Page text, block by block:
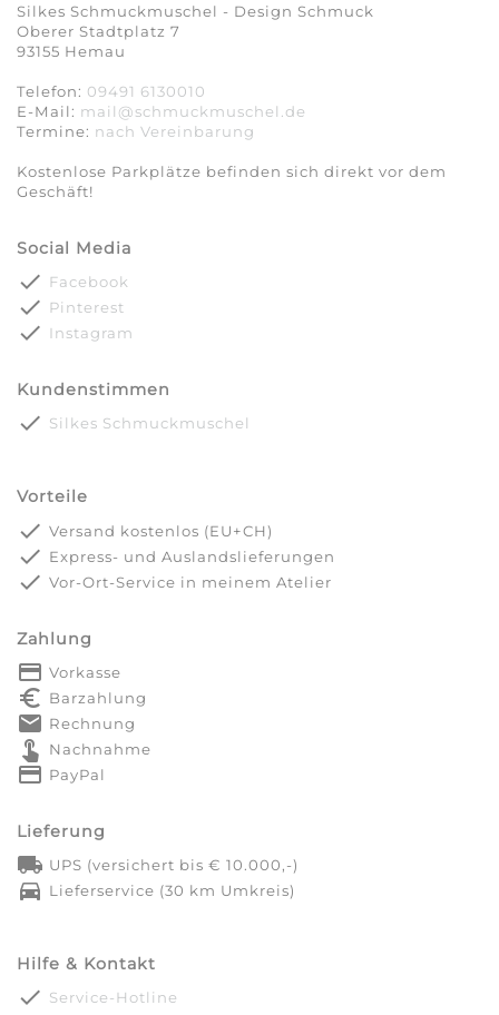
Silkes Schmuckmuschel - Design Schmuck
Oberer Stadtplatz 7
93155 Hemau
Telefon: 09491 6130010
E-Mail: mail@schmuckmuschel.de
Termine: nach Vereinbarung​​​​​​​
Kostenlose Parkplätze befinden sich direkt vor dem
Geschäft!
Social Media
done Facebook
done Pinterest
done Instagram
Kundenstimmen
done Silkes Schmuckmuschel
Vorteile
done Versand kostenlos (EU+CH)
done Express- und Auslandslieferungen
done Vor-Ort-Service in meinem Atelier
Zahlung
payment Vorkasse
euro_symbol Barzahlung
markunread Rechnung
touch_app Nachnahme
credit_card PayPal
Lieferung
local_shipping UPS (versichert bis € 10.000,-)
directions_car Lieferservice (30 km Umkreis)
Hilfe & Kontakt
done Service-Hotline